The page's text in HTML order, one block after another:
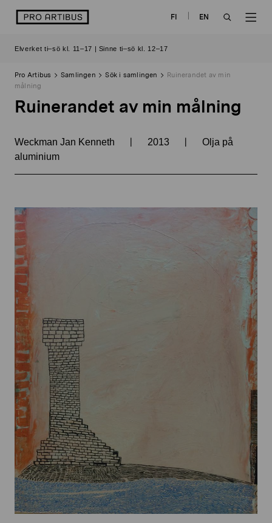
logo FI
EN
Elverket ti–sö kl. 11–17 | Sinne ti–sö kl. 12–17
Pro Artibus Samlingen Sök i samlingen
Ruinerandet av min
målning
Ruinerandet av min målning
Weckman Jan Kenneth | 2013 |
Olja på
aluminium